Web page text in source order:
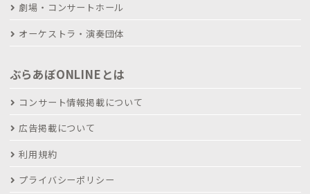
劇場・コンサートホール
オーケストラ・演奏団体
ぶらあぼONLINEとは
コンサート情報掲載について
広告掲載について
利用規約
プライバシーポリシー